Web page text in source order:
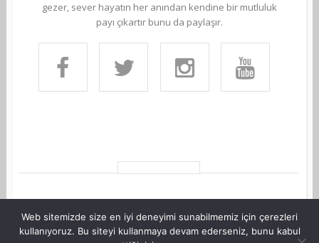
gezer, sever hayatın her anından kendine bir mutluluk
payı çıkartır bunu da paylaşır.
Web sitemizde size en iyi deneyimi sunabilmemiz için çerezleri
kullanıyoruz. Bu siteyi kullanmaya devam ederseniz, bunu kabul